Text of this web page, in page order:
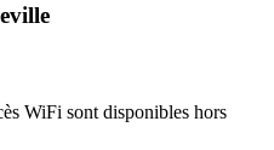
WiFi sont disponibles hors